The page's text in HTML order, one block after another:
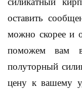
оставить
можно скорее и
поможем вам
полуторный
цену к вашему